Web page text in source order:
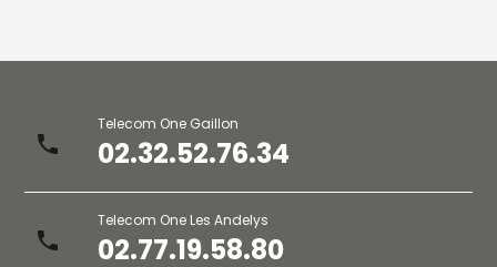
phone
Telecom One Gaillon
02.32.52.76.34
phone
Telecom One Les Andelys
02.77.19.58.80